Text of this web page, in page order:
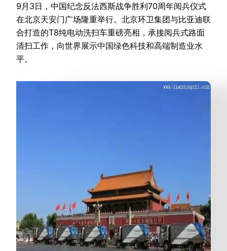
9月3日，中国纪念反法西斯战争胜利70周年阅兵仪式
在北京天安门广场隆重举行。北京环卫集团与比亚迪联
合打造的T8纯电动洗扫车重磅亮相，承接阅兵式路面
清扫工作，向世界展示中国绿色科技和高端制造业水
平。